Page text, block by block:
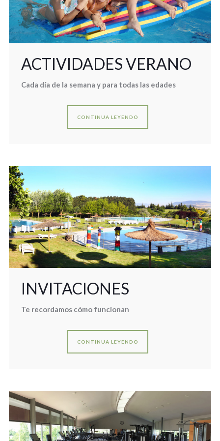
ACTIVIDADES VERANO
Cada día de la semana y para todas las edades
CONTINUA LEYENDO
INVITACIONES
Te recordamos cómo funcionan
CONTINUA LEYENDO